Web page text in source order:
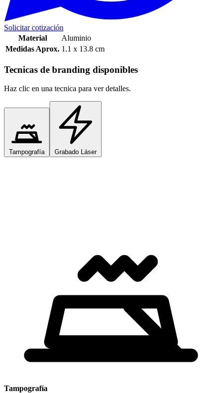
Solicitar cotización
Material
Aluminio
Medidas Aprox. 1.1 x 13.8 cm
Tecnicas de branding disponibles
Haz clic en una tecnica para ver detalles.
Tampografía Grabado Láser
Tampografía